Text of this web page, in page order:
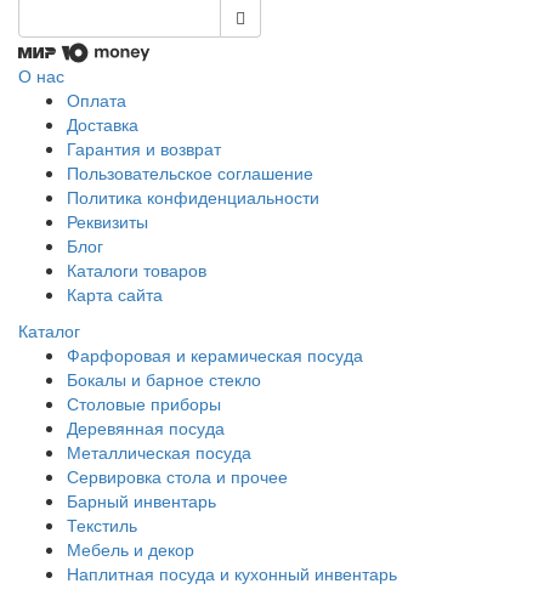
О нас
Оплата
Доставка
Гарантия и возврат
Пользовательское соглашение
Политика конфиденциальности
Реквизиты
Блог
Каталоги товаров
Карта сайта
Каталог
Фарфоровая и керамическая посуда
Бокалы и барное стекло
Столовые приборы
Деревянная посуда
Металлическая посуда
Сервировка стола и прочее
Барный инвентарь
Текстиль
Мебель и декор
Наплитная посуда и кухонный инвентарь